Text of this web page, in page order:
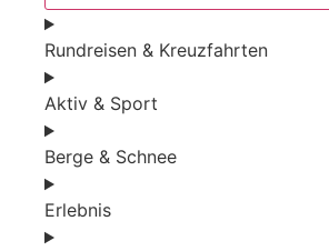
Rundreisen & Kreuzfahrten
Aktiv & Sport
Berge & Schnee
Erlebnis